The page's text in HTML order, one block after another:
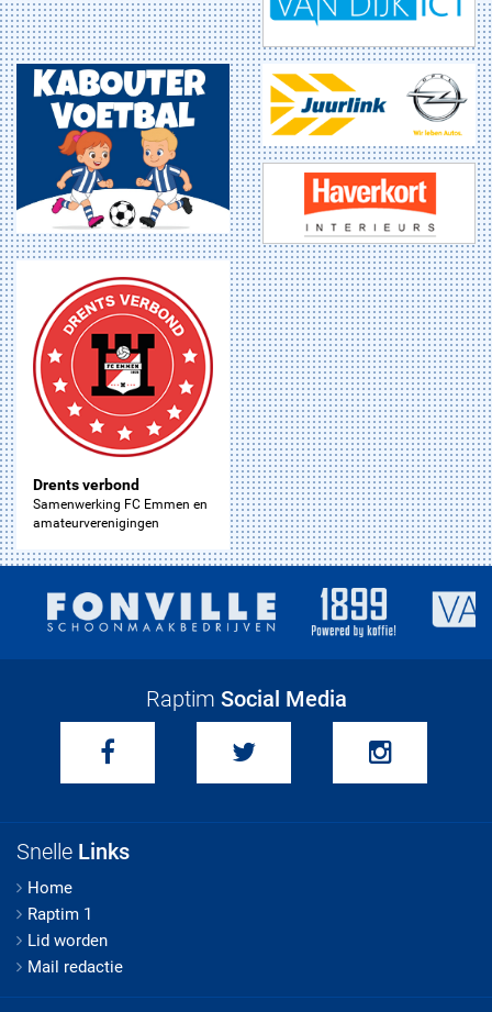
Drents verbond
Samenwerking FC Emmen en
amateurverenigingen
Raptim Social Media
Snelle Links
Home
Raptim 1
Lid worden
Mail redactie